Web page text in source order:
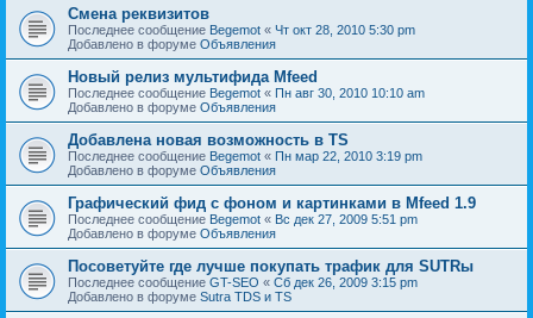
Смена реквизитов
Последнее сообщение Begemot « Чт окт 28, 2010 5:30 pm
Добавлено в форуме Объявления
Новый релиз мультифида Mfeed
Последнее сообщение Begemot « Пн авг 30, 2010 10:10 am
Добавлено в форуме Объявления
Добавлена новая возможность в TS
Последнее сообщение Begemot « Пн мар 22, 2010 3:19 pm
Добавлено в форуме Объявления
Графический фид с фоном и картинками в Mfeed 1.9
Последнее сообщение Begemot « Вс дек 27, 2009 5:51 pm
Добавлено в форуме Объявления
Посоветуйте где лучше покупать трафик для SUTRы
Последнее сообщение GT-SEO « Сб дек 26, 2009 3:15 pm
Добавлено в форуме Sutra TDS и TS